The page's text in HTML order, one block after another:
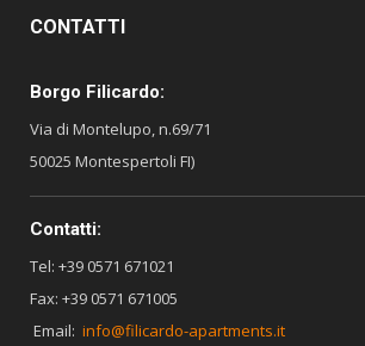
CONTATTI
Borgo Filicardo:
Via di Montelupo, n.69/71
50025 Montespertoli FI)
Contatti:
Tel: +39 0571 671021
Fax: +39 0571 671005
Email: info@filicardo-apartments.it